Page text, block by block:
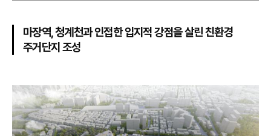
마장역, 청계천과 인접한 입지적 강점을 살린 친환경
주거단지 조성